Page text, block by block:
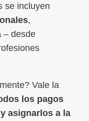
se incluyen
,
– desde
Vale la
los pagos
asignarlos a la